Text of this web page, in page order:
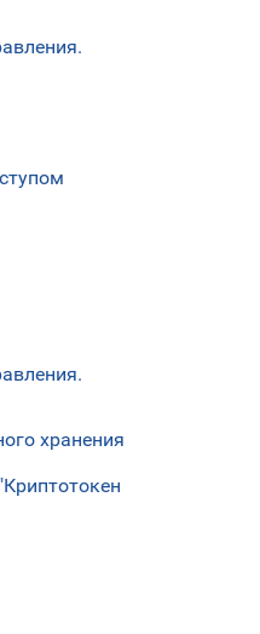
хранения